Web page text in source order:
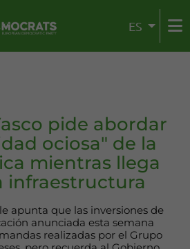
ES
pide abordar
ociosa" de la
mientras llega
infraestructura
apunta que las inversiones de
anunciada esta semana
realizadas por el Grupo